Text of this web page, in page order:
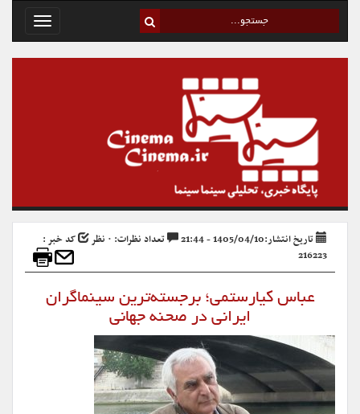
Toggle
تاریخ انتشار:1405/04/10 - 21:44 تعداد نظرات: ۰ نظر
کد خبر :
216223
عباس کیارستمی؛ برجسته‌ترین سینماگران
ایرانی در صحنه جهانی